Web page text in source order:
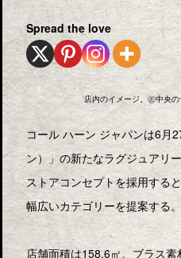
Spread the love
店内のイメージ。㊧中央
コール ハーン ジャパンは6月
ン）」の新たなラグジュアリ
ストアコンセプトを採用する
幅広いカテゴリーを提案する。
店舗面積は158.6㎡。ブラス